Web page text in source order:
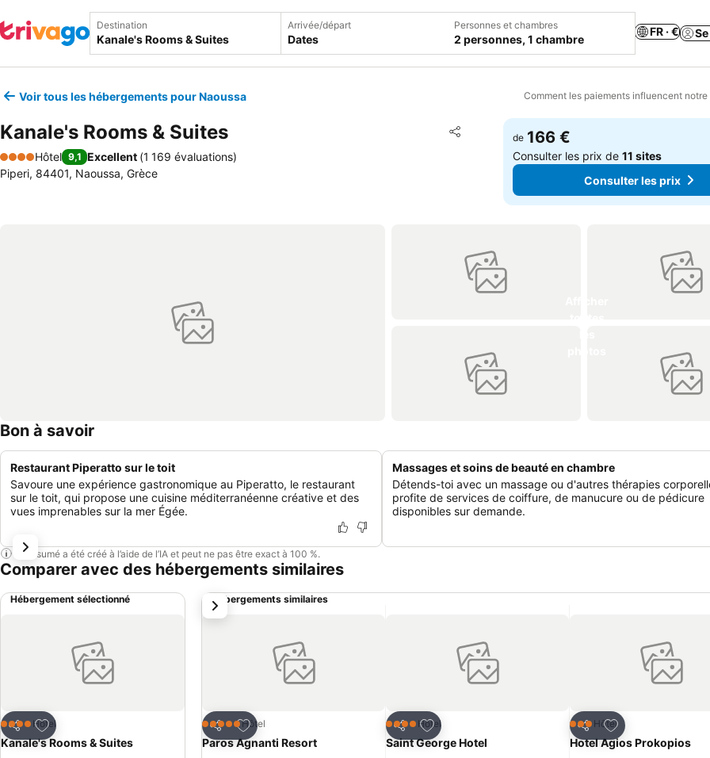
Destination Arrivée/départ
Dates
Personnes et chambres
2 personnes, 1 chambre
FR · €
Voir tous les hébergements pour Naoussa Comment les paiements influencent
Kanale's Rooms & Suites Partager
Ajouter à mes favoris
4 Étoiles
Hôtel 9,1 Excellent (1 169 évaluations)
Piperi, 84401, Naoussa, Grèce
de 166 €
Consulter les prix de11 sites
Consulter les prix
Bon à savoir
Restaurant Piperatto sur le toit
Savoure une expérience gastronomique au Piperatto, le restaurant
sur le toit, qui propose une cuisine méditerranéenne créative et des
vues imprenables sur la mer Égée.
Massages et soins de beauté en chambre
Détends-toi avec un massage ou d'autres thérapies
profite de services de coiffure, de manucure ou de pédicure
disponibles sur demande.
Ce résumé a été créé à l’aide de l’IA et peut ne pas être exact à 100 %.
Comparer avec des hébergements similaires
Hébergement sélectionné
Partager
Ajouter à mes favoris
4 ÉtoilesHôtel
Kanale's Rooms & Suites
Hébergements similaires
Partager
Ajouter à mes favoris
5 Étoiles Hôtel
Paros Agnanti Resort
Partager
Ajouter à mes favoris
4 ÉtoilesHôtel
Saint George Hotel
Partager
Ajouter à mes
3 ÉtoilesHôtel
Hotel Agios Prokopios
suivant